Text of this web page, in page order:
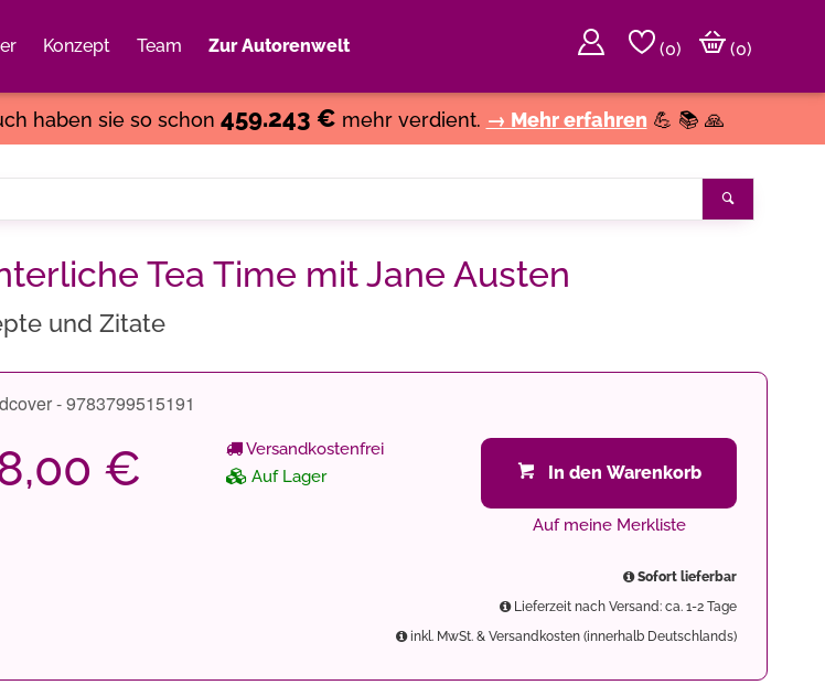
Konzept Team Zur Autorenwelt (0)
(0)
haben sie so schon 459.243 € mehr verdient. → Mehr erfahren 💪 📚 🙏
Tea Time mit Jane Austen
und Zitate
- 9783799515191
€
Versandkostenfrei
Auf Lager
In den Warenkorb
Auf meine Merkliste
Sofort lieferbar
Lieferzeit nach Versand: ca. 1-2 Tage
inkl. MwSt. & Versandkosten (innerhalb Deutschlands)